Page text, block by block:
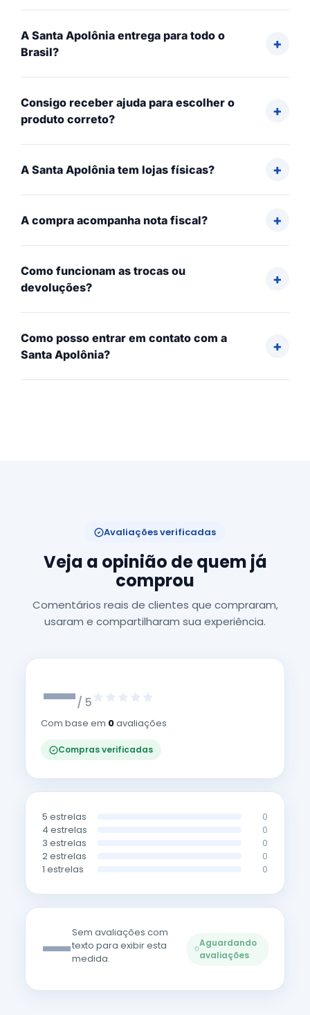
A Santa Apolônia entrega para todo o
Brasil?
Consigo receber ajuda para escolher o
produto correto?
A Santa Apolônia tem lojas físicas?
A compra acompanha nota fiscal?
Como funcionam as trocas ou
devoluções?
Como posso entrar em contato com a
Santa Apolônia?
Avaliações verificadas
Veja a opinião de quem já
comprou
Comentários reais de clientes que compraram,
usaram e compartilharam sua experiência.
—/ 5
Com base em 0avaliações
Compras verificadas
5 estrelas 0
4 estrelas 0
3 estrelas 0
2 estrelas 0
1 estrelas 0
—Sem avaliações com
texto para exibir esta
medida.
Aguardando
avaliações